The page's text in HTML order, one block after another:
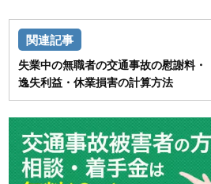
失業中の無職者の交通事故の慰謝料・
逸失利益・休業損害の計算方法